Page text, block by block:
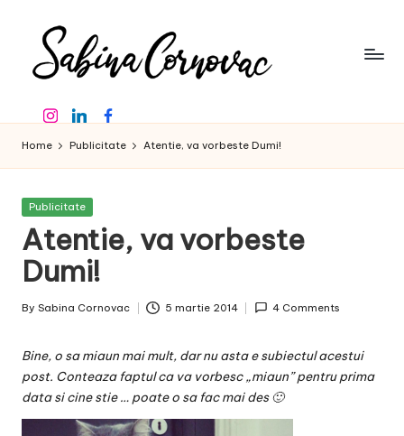
content
a
b
in
a
C
o
r
n
o
v
creator
de
16
-
InstagramLinkedinFacebook
Home Publicitate Atentie, va vorbeste Dumi!
Posted
Publicitate
Atentie, va vorbeste
Dumi!
Posted
By Sabina Cornovac 5 martie 2014 4 Comments
Bine, o sa miaun mai mult, dar nu asta e subiectul acestui
post. Conteaza faptul ca va vorbesc „miaun” pentru prima
data si cine stie … poate o sa fac mai des 🙂